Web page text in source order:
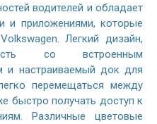
водителей и обладает
и приложениями, которые
Легкий дизайн,
со встроенным
и настраиваемый док для
перемещаться между
быстро получать доступ к
Различные цветовые